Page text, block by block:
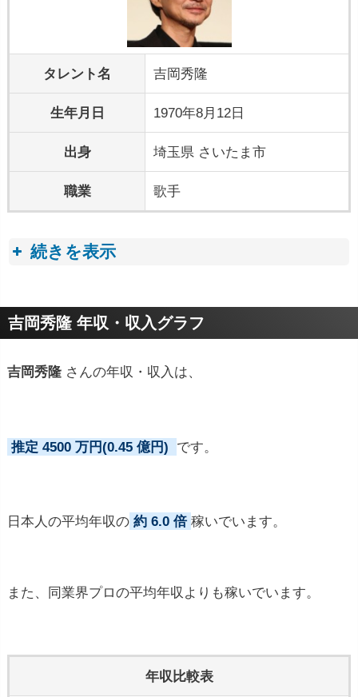
タレント名 吉岡秀隆
生年月日 1970年8月12日
出身 埼玉県 さいたま市
職業 歌手
続きを表示
プロフィールトピック
吉岡秀隆 年収・収入グラフ
吉岡秀隆 さんの年収・収入は、
推定 4500 万円(0.45 億円) です。
日本人の平均年収の 約 6.0 倍 稼いでいます。
また、同業界プロの平均年収よりも稼いでいます。
年収比較表